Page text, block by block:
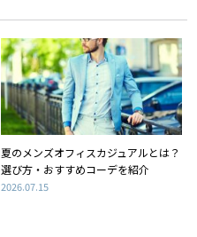
夏のメンズオフィスカジュアルとは？
選び方・おすすめコーデを紹介
2026.07.15